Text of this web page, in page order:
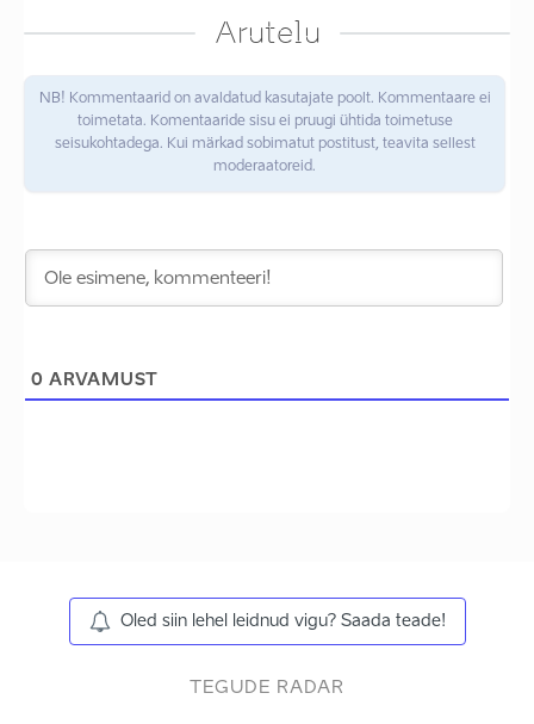
Arutelu
NB! Kommentaarid on avaldatud kasutajate poolt. Kommentaare ei
toimetata. Komentaaride sisu ei pruugi ühtida toimetuse
seisukohtadega. Kui märkad sobimatut postitust, teavita sellest
moderaatoreid.
0 ARVAMUST
Oled siin lehel leidnud vigu? Saada teade!
TEGUDE RADAR